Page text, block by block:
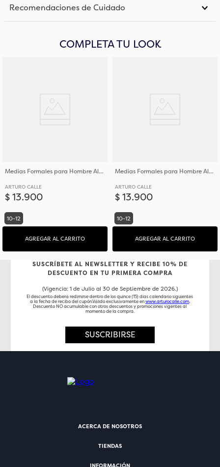
Recomendaciones de Cuidado
COMPLETA TU LOOK
Medias Formales para Hombre Algodón y Poliéster
ARTURO CALLE
$ 13.900
10-12
AGREGAR AL CARRITO
Medias Formales para Hombre Algodón y Poliéster
ARTURO CALLE
$ 13.900
10-12
AGREGAR AL CARRITO
SUSCRÍBETE AL NEWSLETTER Y RECIBE 10% DE
DESCUENTO EN TU PRIMERA COMPRA
(Vigencia: 1 de Julio al 30 de Septiembre de 2026.)
El descuento deberá redimirse dentro de los quince (15) días calendario siguientes
a la fecha de recibo del cupón.Válido exclusivamente enwww.arturocalle.com.
Descuento NO acumulable con otros descuentos y promociones vigentes al
momento de la compra.
SUSCRIBIRSE
ACERCA DE NOSOTROS
TIENDAS
INFORMACIÓN